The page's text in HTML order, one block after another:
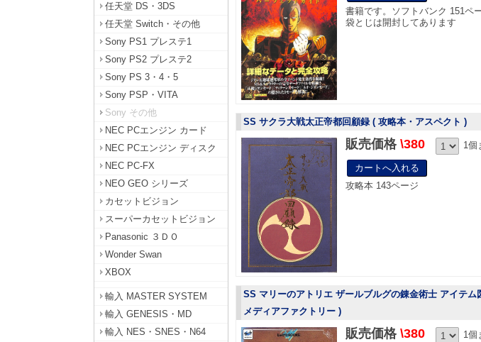
任天堂 DS・3DS
任天堂 Switch・その他
Sony PS1 プレステ1
Sony PS2 プレステ2
Sony PS 3・4・5
Sony PSP・VITA
Sony その他
NEC PCエンジン カード
NEC PCエンジン ディスク
NEC PC-FX
NEO GEO シリーズ
カセットビジョン
スーパーカセットビジョン
Panasonic ３ＤＯ
Wonder Swan
XBOX
輸入 MASTER SYSTEM
輸入 GENESIS・MD
輸入 NES・SNES・N64
書籍です。ソフトバンク 151ペ
袋とじは開封してあります
SS サクラ大戦太正帝都回顧録 ( 攻略本・アスペクト )
販売価格 \380 1個
攻略本 143ページ
SS マリーのアトリエ ザールブルグの錬金術士 アイテ
メディアファクトリー )
販売価格 \380 1個